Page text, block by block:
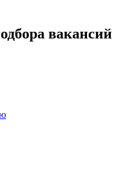
вакансий